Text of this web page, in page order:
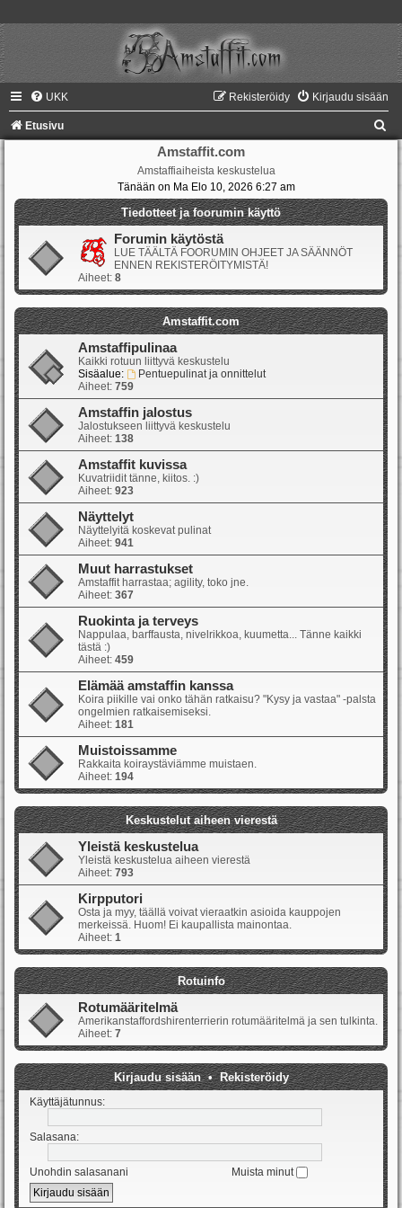
UKK Kirjaudu sisään
Rekisteröidy
Etusivu
Amstaffit.com
Amstaffiaiheista keskustelua
Tänään on Ma Elo 10, 2026 6:27 am
Tiedotteet ja foorumin käyttö
Forumin käytöstä
LUE TÄÄLTÄ FOORUMIN OHJEET JA SÄÄNNÖT
ENNEN REKISTERÖITYMISTÄ!
Aiheet: 8
Amstaffit.com
Amstaffipulinaa
Kaikki rotuun liittyvä keskustelu
Sisäalue:
Pentuepulinat ja onnittelut
Aiheet: 759
Amstaffin jalostus
Jalostukseen liittyvä keskustelu
Aiheet: 138
Amstaffit kuvissa
Kuvatriidit tänne, kiitos. :)
Aiheet: 923
Näyttelyt
Näyttelyitä koskevat pulinat
Aiheet: 941
Muut harrastukset
Amstaffit harrastaa; agility, toko jne.
Aiheet: 367
Ruokinta ja terveys
Nappulaa, barffausta, nivelrikkoa, kuumetta... Tänne kaikki
tästä :)
Aiheet: 459
Elämää amstaffin kanssa
Koira piikille vai onko tähän ratkaisu? "Kysy ja vastaa" -palsta
ongelmien ratkaisemiseksi.
Aiheet: 181
Muistoissamme
Rakkaita koiraystäviämme muistaen.
Aiheet: 194
Keskustelut aiheen vierestä
Yleistä keskustelua
Yleistä keskustelua aiheen vierestä
Aiheet: 793
Kirpputori
Osta ja myy, täällä voivat vieraatkin asioida kauppojen
merkeissä. Huom! Ei kaupallista mainontaa.
Aiheet: 1
Rotuinfo
Rotumääritelmä
Amerikanstaffordshirenterrierin rotumääritelmä ja sen tulkinta.
Aiheet: 7
Kirjaudu sisään•Rekisteröidy
Käyttäjätunnus:
Salasana:
Unohdin salasanani Muista minut